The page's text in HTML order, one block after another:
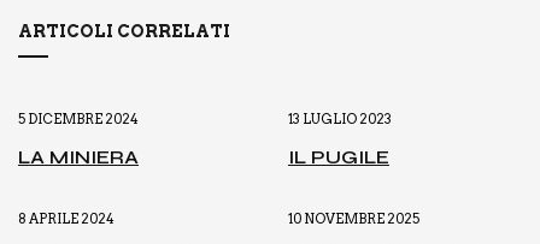
ARTICOLI CORRELATI
5 DICEMBRE 2024
LA MINIE­RA
13 LUGLIO 2023
IL PUGI­LE
8 APRILE 2024 10 NOVEMBRE 2025